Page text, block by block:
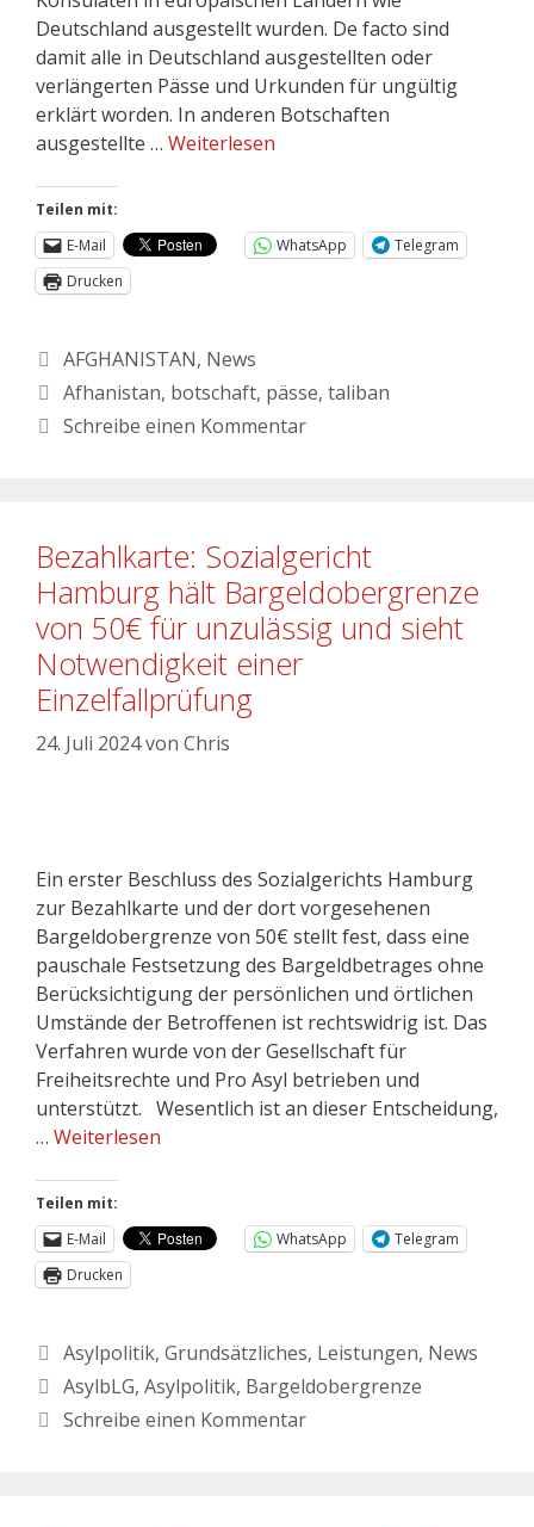
Deutschland ausgestellt wurden. De facto sind
damit alle in Deutschland ausgestellten oder
verlängerten Pässe und Urkunden für ungültig
erklärt worden. In anderen Botschaften
ausgestellte … Weiterlesen
Teilen mit:
E-Mail
WhatsApp
Telegram
Drucken
AFGHANISTAN, News
Afhanistan, botschaft, pässe, taliban
Schreibe einen Kommentar
Bezahlkarte: Sozialgericht
Hamburg hält Bargeldobergrenze
von 50€ für unzulässig und sieht
Notwendigkeit einer
Einzelfallprüfung
24. Juli 2024von Chris
Ein erster Beschluss des Sozialgerichts Hamburg
zur Bezahlkarte und der dort vorgesehenen
Bargeldobergrenze von 50€ stellt fest, dass eine
pauschale Festsetzung des Bargeldbetrages ohne
Berücksichtigung der persönlichen und örtlichen
Umstände der Betroffenen ist rechtswidrig ist. Das
Verfahren wurde von der Gesellschaft für
Freiheitsrechte und Pro Asyl betrieben und
unterstützt. Wesentlich ist an dieser Entscheidung,
… Weiterlesen
Teilen mit:
E-Mail
WhatsApp
Telegram
Drucken
Asylpolitik, Grundsätzliches, Leistungen, News
AsylbLG, Asylpolitik, Bargeldobergrenze
Schreibe einen Kommentar